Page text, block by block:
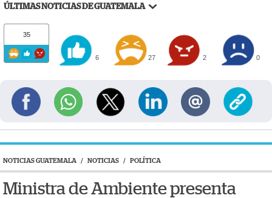
ÚLTIMAS NOTICIAS DE GUATEMALA
35
6 27 2 0
NOTICIAS GUATEMALA / NOTICIAS / POLÍTICA
Ministra de Ambiente presenta